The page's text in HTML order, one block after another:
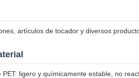
artículos de tocador y diversos
ligero y químicamente estable, no